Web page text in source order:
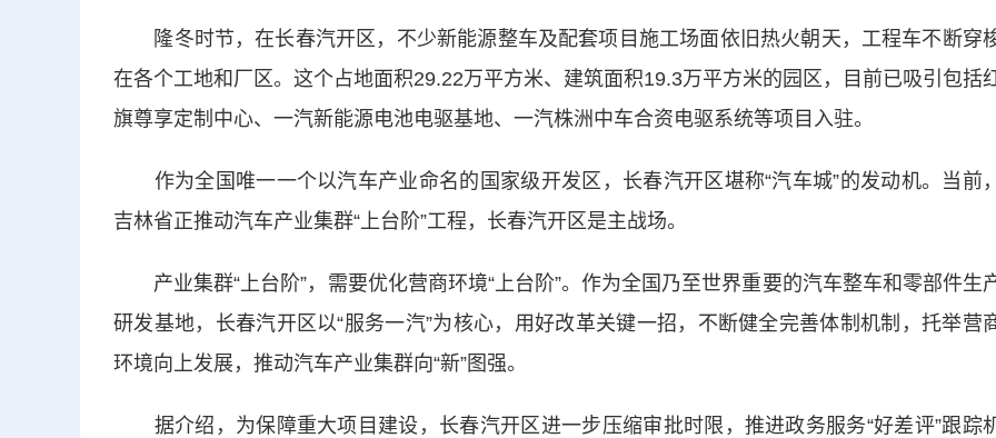
隆冬时节，在长春汽开区，不少新能源整车及配套项目施工场面依旧热火朝天，工程车不断穿
在各个工地和厂区。这个占地面积29.22万平方米、建筑面积19.3万平方米的园区，目前已吸引包括
旗尊享定制中心、一汽新能源电池电驱基地、一汽株洲中车合资电驱系统等项目入驻。
作为全国唯一一个以汽车产业命名的国家级开发区，长春汽开区堪称“汽车城”的发动机。当前，
吉林省正推动汽车产业集群“上台阶”工程，长春汽开区是主战场。
产业集群“上台阶”，需要优化营商环境“上台阶”。作为全国乃至世界重要的汽车整车和零部件生
研发基地，长春汽开区以“服务一汽”为核心，用好改革关键一招，不断健全完善体制机制，托举营
环境向上发展，推动汽车产业集群向“新”图强。
据介绍，为保障重大项目建设，长春汽开区进一步压缩审批时限，推进政务服务“好差评”跟踪